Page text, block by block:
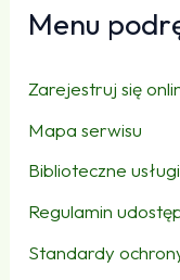
Menu
Zarejestruj się
Mapa serwisu
Biblioteczne
Regulamin
Standardy